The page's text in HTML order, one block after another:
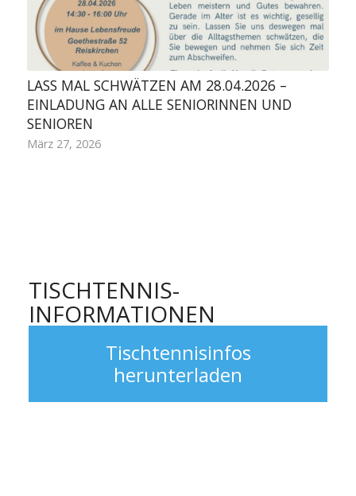
LASS MAL SCHWÄTZEN AM 28.04.2026 –
EINLADUNG AN ALLE SENIORINNEN UND
SENIOREN
März 27, 2026
TISCHTENNIS-
INFORMATIONEN
Tischtennisinfos
herunterladen